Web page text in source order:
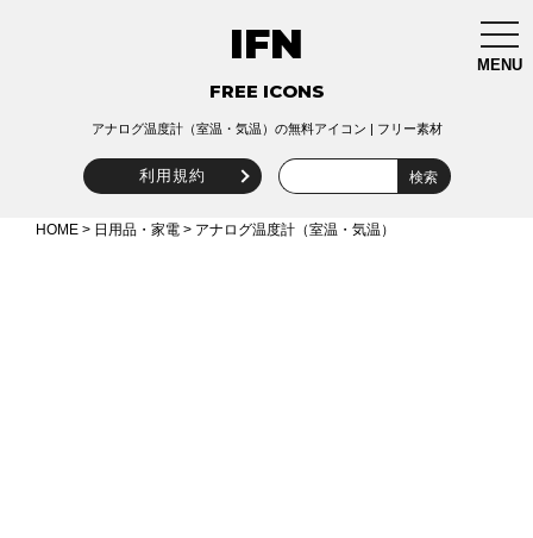
MENU
IFN
FREE ICONS
アナログ温度計（室温・気温）の無料アイコン | フリー素材
利用規約
HOME > 日用品・家電 > アナログ温度計（室温・気温）